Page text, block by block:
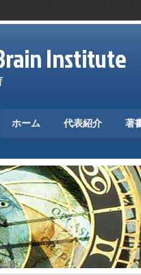
Institute
ホーム 代表紹介 著